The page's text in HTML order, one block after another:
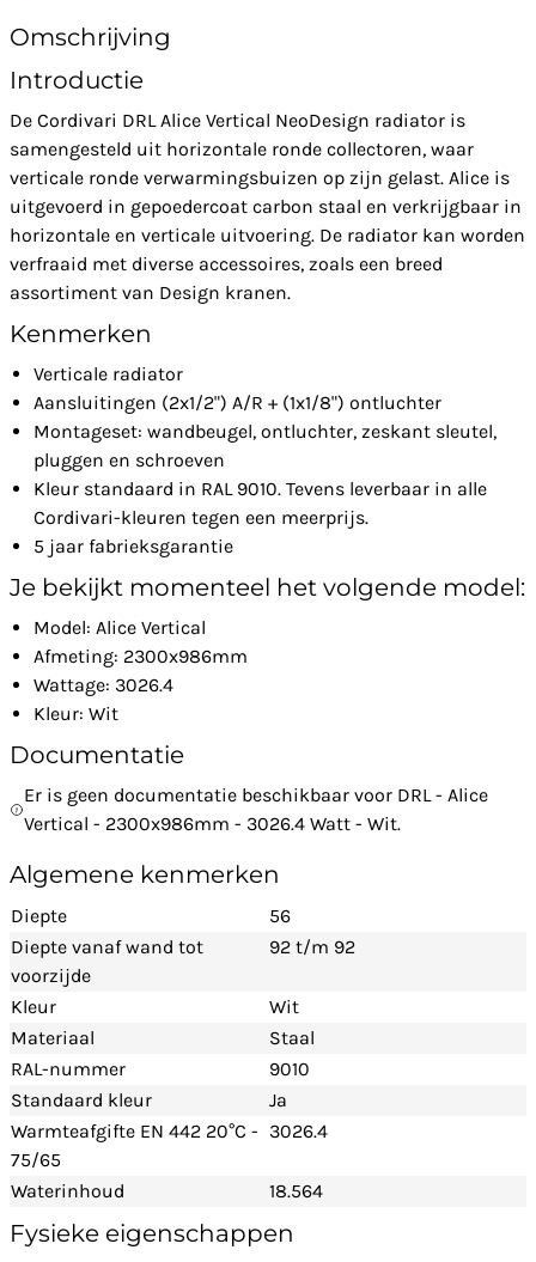
Omschrijving
Introductie
De Cordivari DRL Alice Vertical NeoDesign radiator is
samengesteld uit horizontale ronde collectoren, waar
verticale ronde verwarmingsbuizen op zijn gelast. Alice is
uitgevoerd in gepoedercoat carbon staal en verkrijgbaar in
horizontale en verticale uitvoering. De radiator kan worden
verfraaid met diverse accessoires, zoals een breed
assortiment van Design kranen.
Kenmerken
Verticale radiator
Aansluitingen (2x1/2") A/R + (1x1/8") ontluchter
Montageset: wandbeugel, ontluchter, zeskant sleutel,
pluggen en schroeven
Kleur standaard in RAL 9010. Tevens leverbaar in alle
Cordivari-kleuren tegen een meerprijs.
5 jaar fabrieksgarantie
Je bekijkt momenteel het volgende model:
Model: Alice Vertical
Afmeting: 2300x986mm
Wattage: 3026.4
Kleur: Wit
Documentatie
Er is geen documentatie beschikbaar voor DRL - Alice
Vertical - 2300x986mm - 3026.4 Watt - Wit.
Algemene kenmerken
Diepte
56
Diepte vanaf wand tot
voorzijde
92 t/m 92
Kleur
Wit
Materiaal
Staal
RAL-nummer
9010
Standaard kleur
Ja
Warmteafgifte EN 442 20°C -
75/65
3026.4
Waterinhoud 18.564
Fysieke eigenschappen